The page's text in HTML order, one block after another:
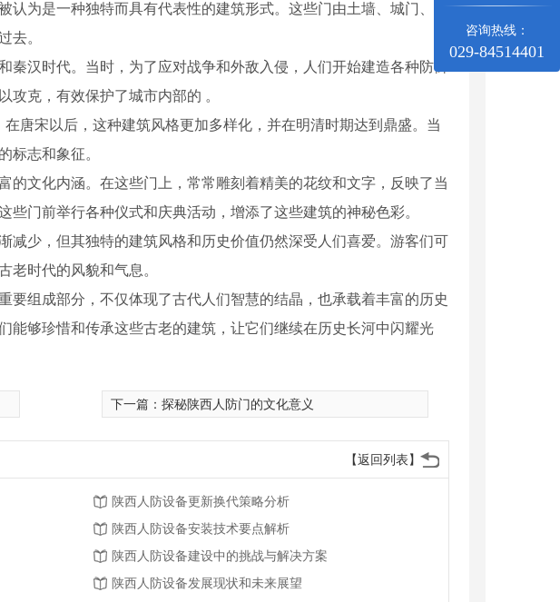
认为是一种独特而具有代表性的建筑形式。这些门由土墙、城门、瓮
去。
秦汉时代。当时，为了应对战争和外敌入侵，人们开始建造各种防御
攻克，有效保护了城市内部的 。
唐宋以后，这种建筑风格更加多样化，并在明清时期达到鼎盛。当
标志和象征。
的文化内涵。在这些门上，常常雕刻着精美的花纹和文字，反映了当
门前举行各种仪式和庆典活动，增添了这些建筑的神秘色彩。
减少，但其独特的建筑风格和历史价值仍然深受人们喜爱。游客们可
老时代的风貌和气息。
要组成部分，不仅体现了古代人们智慧的结晶，也承载着丰富的历史
能够珍惜和传承这些古老的建筑，让它们继续在历史长河中闪耀光
下一篇： 探秘陕西人防门的文化意义
【返回列表】
陕西人防设备更新换代策略分析
陕西人防设备安装技术要点解析
陕西人防设备建设中的挑战与解决方案
陕西人防设备发展现状和未来展望
咨询热线：
029-84514401